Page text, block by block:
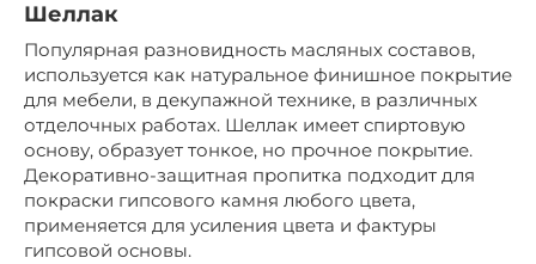
Шеллак
Популярная разновидность масляных составов,
используется как натуральное финишное покрытие
для мебели, в декупажной технике, в различных
отделочных работах. Шеллак имеет спиртовую
основу, образует тонкое, но прочное покрытие.
Декоративно-защитная пропитка подходит для
покраски гипсового камня любого цвета,
применяется для усиления цвета и фактуры
гипсовой основы.